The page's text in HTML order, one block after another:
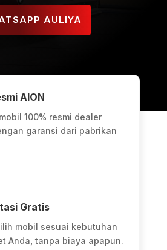
AULIYA
AION
100% resmi dealer
garansi dari pabrikan
Gratis
mobil sesuai kebutuhan
Anda, tanpa biaya apapun.